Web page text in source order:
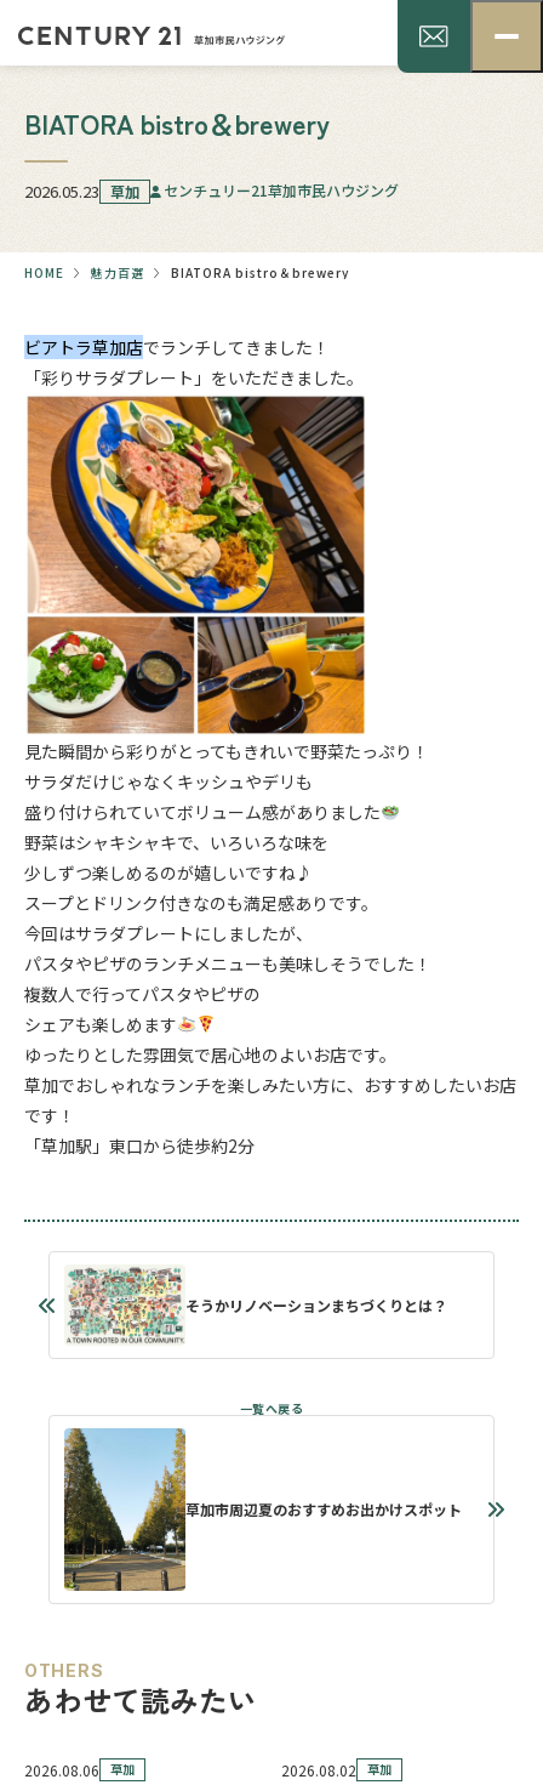
BIATORA bistro＆brewery
2026.05.23 草加 センチュリー21草加市民ハウジング
HOME 魅力百選 BIATORA bistro＆brewery
ビアトラ草加店でランチしてきました！
「彩りサラダプレート」をいただきました。
見た瞬間から彩りがとってもきれいで野菜たっぷり！
サラダだけじゃなくキッシュやデリも
盛り付けられていてボリューム感がありました
野菜はシャキシャキで、いろいろな味を
少しずつ楽しめるのが嬉しいですね♪
スープとドリンク付きなのも満足感ありです。
今回はサラダプレートにしましたが、
パスタやピザのランチメニューも美味しそうでした！
複数人で行ってパスタやピザの
シェアも楽しめます
ゆったりとした雰囲気で居心地のよいお店です。
草加でおしゃれなランチを楽しみたい方に、おすすめしたいお店
です！
「草加駅」東口から徒歩約2分
そうかリノベーションまちづくりとは？
草加市周辺夏のおすすめお出かけスポット
OTHERS
あわせて読みたい
2026.08.06 草加 2026.08.02 草加